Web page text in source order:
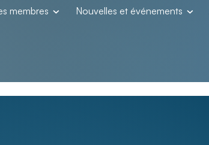
membres Nouvelles et événements